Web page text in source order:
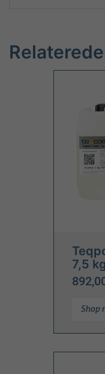
7,5 kg
Shop